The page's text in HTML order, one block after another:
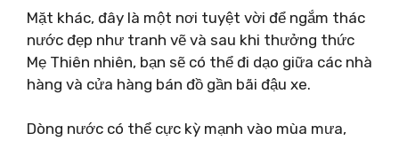
Mặt khác, đây là một nơi tuyệt vời để ngắm thác
nước đẹp như tranh vẽ và sau khi thưởng thức
Mẹ Thiên nhiên, bạn sẽ có thể đi dạo giữa các nhà
hàng và cửa hàng bán đồ gần bãi đậu xe.
Dòng nước có thể cực kỳ mạnh vào mùa mưa,